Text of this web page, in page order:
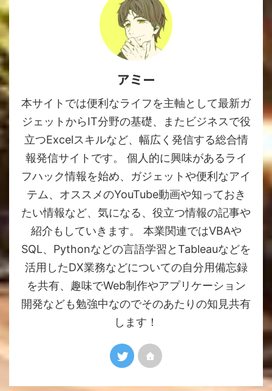
アミー
本サイトでは便利なライフを主軸として最新ガ
ジェットからIT分野の基礎、またビジネスで役
立つExcelスキルなど、幅広く発信する総合情
報発信サイトです。 個人的に興味があるライ
フハック情報を始め、ガジェットや便利なアイ
テム、オススメのYouTube動画や知っておき
たい情報など、気になる、役立つ情報の記事や
紹介もしていきます。 本業関連ではVBAや
SQL、Pythonなどの言語学習とTableauなどを
活用したDX業務などについての自分用備忘録
を共有、趣味でWeb制作やアプリケーション
開発なども勉強中なのでそのあたりの知見共有
します！